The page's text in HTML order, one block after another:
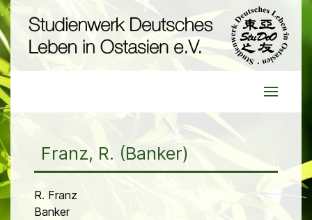
Franz, R. (Banker)
R. Franz
Banker